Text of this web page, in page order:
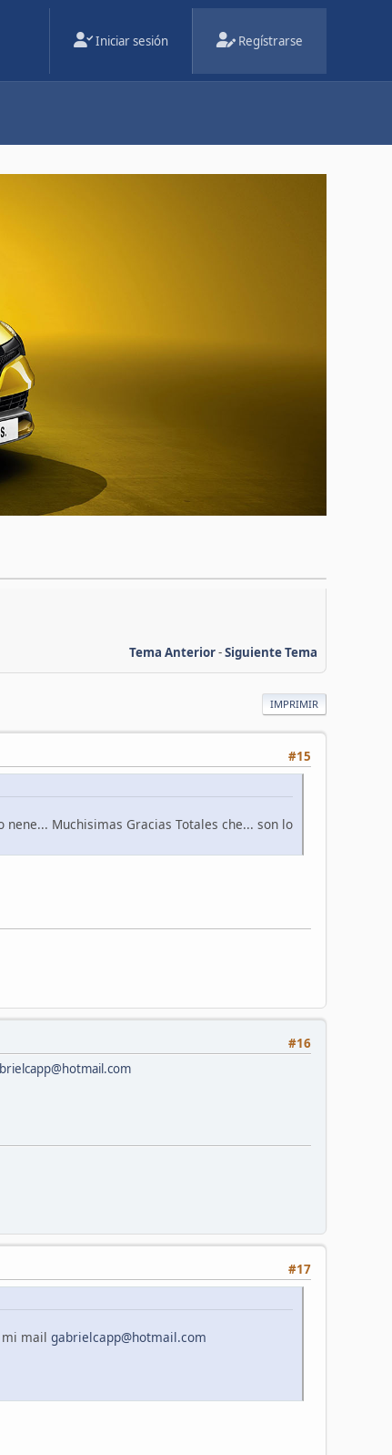
Iniciar sesión Regístrarse
Tema Anterior-Siguiente Tema
IMPRIMIR
#15
Muchisimas Gracias Totales che... son lo
#16
#17
mi mail gabrielcapp@hotmail.com